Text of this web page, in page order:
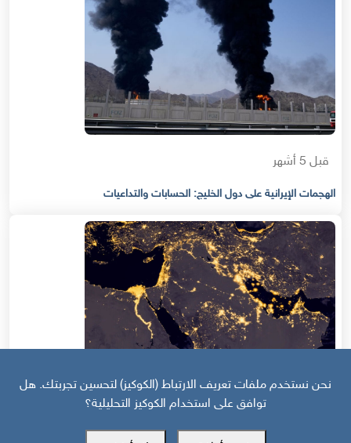
قبل 5 أشهر
الهجمات الإيرانية على دول الخليج: الحسابات والتداعيات
نحن نستخدم ملفات تعريف الارتباط (الكوكيز) لتحسين تجربتك. هل
توافق على استخدام الكوكيز التحليلية؟